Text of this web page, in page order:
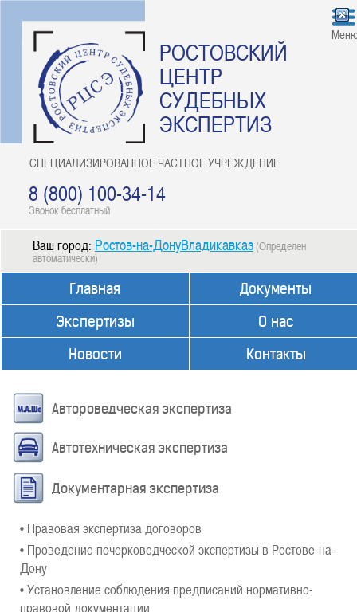
РОСТОВСКИЙ
ЦЕНТР
СУДЕБНЫХ
ЭКСПЕРТИЗ
СПЕЦИАЛИЗИРОВАННОЕ ЧАСТНОЕ УЧРЕЖДЕНИЕ
8 (800) 100-34-14
Звонок бесплатный
Ваш город: Ростов-на-ДонуВладикавказ (Определен
автоматически)
Главная
Экспертизы
Новости
Документы
О нас
Контакты
Автороведческая экспертиза
Автотехническая экспертиза
Документарная экспертиза
• Правовая экспертиза договоров
• Проведение почерковедческой экспертизы в Ростове-на-
Дону
• Установление соблюдения предписаний нормативно-
правовой документации